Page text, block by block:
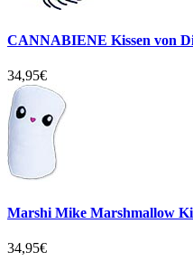
CANNABIENE Kissen von
34,95€
Marshi Mike Marshmallow
34,95€